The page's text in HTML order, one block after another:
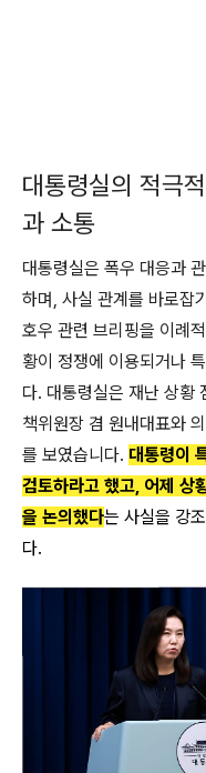
대통령실의 적극
과 소통
대통령실은 폭우 대응과
하며, 사실 관계를 바로잡
호우 관련 브리핑을 이례
황이 정쟁에 이용되거나
다. 대통령실은 재난 상황
책위원장 겸 원내대표와
를 보였습니다. 대통령이
검토하라고 했고, 어제 상
을 논의했다는 사실을 강
다.